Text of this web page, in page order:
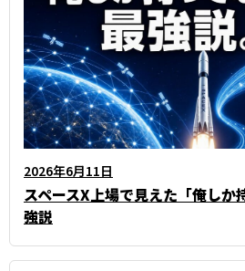
2026年6月11日
スペースX上場で見えた「俺しか
強説